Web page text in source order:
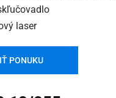
laser
PONUKU